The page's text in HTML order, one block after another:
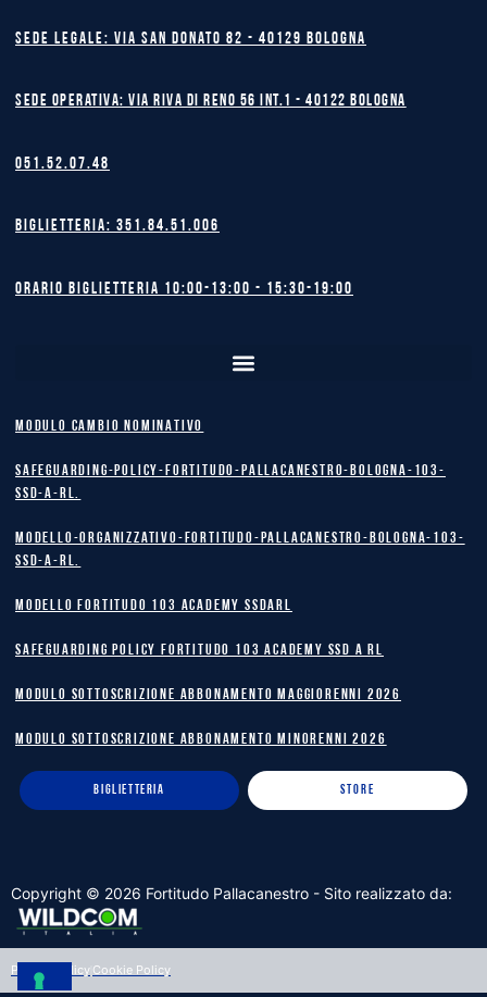
Sede legale: Via San Donato 82 - 40129 BOLOGNA
Sede operativa: Via Riva di Reno 56 int.1 - 40122 BOLOGNA
051.52.07.48
Biglietteria: 351.84.51.006
Orario biglietteria 10:00-13:00 - 15:30-19:00
MODULO CAMBIO NOMINATIVO
safeguarding-policy-Fortitudo-Pallacanestro-Bologna-103-
SSD-A-RL.
Modello-Organizzativo-Fortitudo-Pallacanestro-Bologna-103-
SSD-A-RL.
MODELLO FORTITUDO 103 ACADEMY SSDARL
safeguarding policy Fortitudo 103 Academy SSD A RL
MODULO SOTTOSCRIZIONE ABBONAMENTO MAGGIORENNI 2026
MODULO SOTTOSCRIZIONE ABBONAMENTO MINORENNI 2026
BIGLIETTERIA STORE
Copyright © 2026 Fortitudo Pallacanestro - Sito realizzato da:
Privacy Policy Cookie Policy